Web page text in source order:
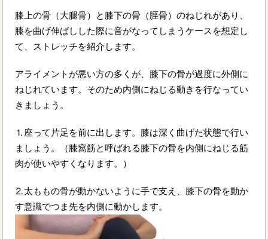
膝上の骨（大腿骨）と膝下の骨（脛骨）のねじれがあり、
膝を曲げ伸ばしした際に音がなってしまうケースを想定し
て、ストレッチを紹介します。
アライメントが悪い方の多くが、膝下の骨が過度に外側に
ねじれています。そのため内側にねじる動きを行なってい
きましょう。
⒈座って片足を前に出します。膝は深く曲げた状態で行い
ましょう。（膝窩筋と呼ばれる膝下の骨を内側にねじる筋
肉が使いやすくなります。）
⒉太ももの骨が動かないように手で支え、膝下の骨を動か
す意識でつま先を内側に動かします。